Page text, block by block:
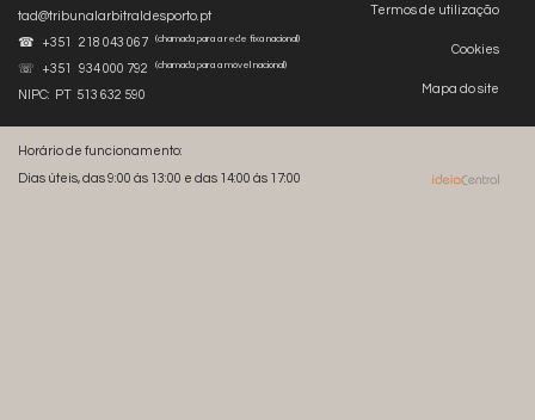
Termos de utilização
Cookies
Mapa do site
tad@tribunalarbitraldesporto.pt
☎ +351 218 043 067
(chamada para a rede fixa nacional)
☏ +351 934 000 792 (chamada para a móvel nacional)
NIPC: PT 513 632 590
Horário de funcionamento:
Dias úteis, das 9:00 às 13:00 e das 14:00 às 17:00